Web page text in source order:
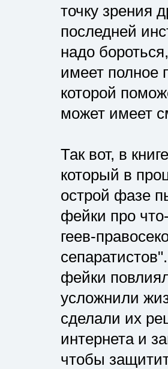
точку зрения
последней
надо
имеет полное
которой
может имеет
Так вот, в
который в
острой фазе
фейки про
геев-
фейки
усложнили
сделали их
интернета и
чтобы